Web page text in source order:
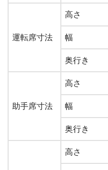
運転席寸法
高さ
幅
奥行き
助手席寸法
高さ
幅
奥行き
高さ